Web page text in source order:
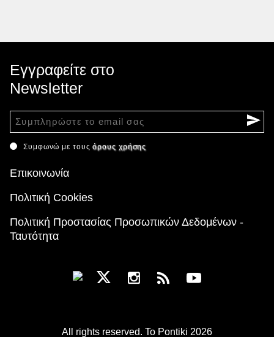
Εγγραφείτε στο
Newsletter
Συμφωνώ με τουςόρους χρήσης
Επικοινωνία
Πολιτική Cookies
Πολιτική Προστασίας Προσωπικών Δεδομένων -
Ταυτότητα
All rights reserved. To Pontiki 2026